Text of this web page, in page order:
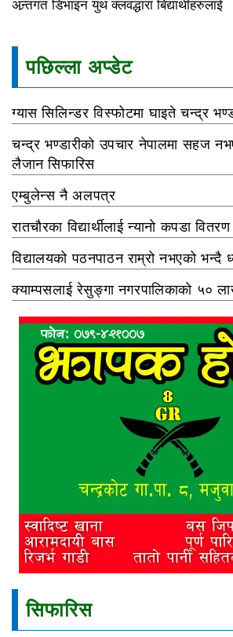
अन्र्तगत डिभाइन युथ क्लवद्धारा बिद्यार्थीहरुलाई
पछिल्ला अप्डेट
ग्यास सिलिन्डर विस्फोटमा घाइते चन्द्र
चन्द्र भण्डारीको उपचार नेपालमा सहज
लैजान सिफारिस
एम्बुलेन्स नै अलपत्र
रातचौरका विद्यार्थीलाई न्यानो कपडा वितरण
विद्यालयको पठनपाठन राम्रो नभएको भन्दै
क्याम्पसलाई रेसुङ्गा नगरपालिकाको ५०
सिफारिस